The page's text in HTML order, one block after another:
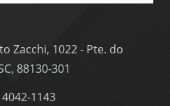
Zacchi, 1022 - Pte. do
88130-301
1143